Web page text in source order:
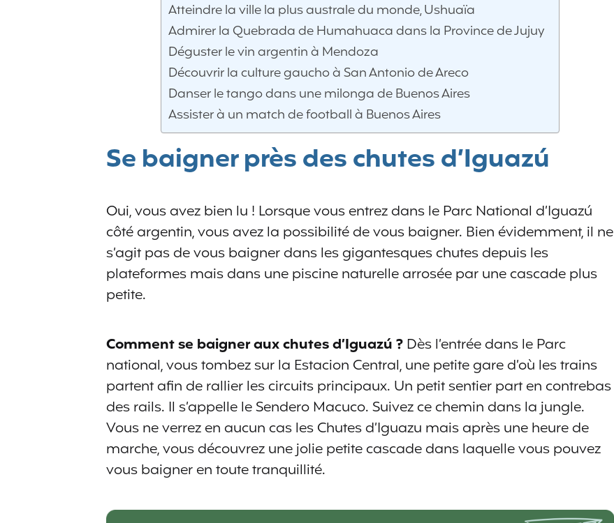
Atteindre la ville la plus australe du monde, Ushuaïa
Admirer la Quebrada de Humahuaca dans la Province de Jujuy
Déguster le vin argentin à Mendoza
Découvrir la culture gaucho à San Antonio de Areco
Danser le tango dans une milonga de Buenos Aires
Assister à un match de football à Buenos Aires
Se baigner près des chutes d’Iguazú
Oui, vous avez bien lu ! Lorsque vous entrez dans le Parc National d’Iguazú
côté argentin, vous avez la possibilité de vous baigner. Bien évidemment, il ne
s’agit pas de vous baigner dans les gigantesques chutes depuis les
plateformes mais dans une piscine naturelle arrosée par une cascade plus
petite.
Comment se baigner aux chutes d’Iguazú ?Dès l’entrée dans le Parc
national, vous tombez sur la Estacion Central, une petite gare d’où les trains
partent afin de rallier les circuits principaux. Un petit sentier part en contrebas
des rails. Il s’appelle le Sendero Macuco. Suivez ce chemin dans la jungle.
Vous ne verrez en aucun cas les Chutes d’Iguazu mais après une heure de
marche, vous découvrez une jolie petite cascade dans laquelle vous pouvez
vous baigner en toute tranquillité.